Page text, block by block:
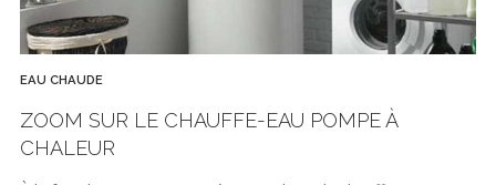
EAU CHAUDE
ZOOM SUR LE CHAUFFE-EAU POMPE À
CHALEUR